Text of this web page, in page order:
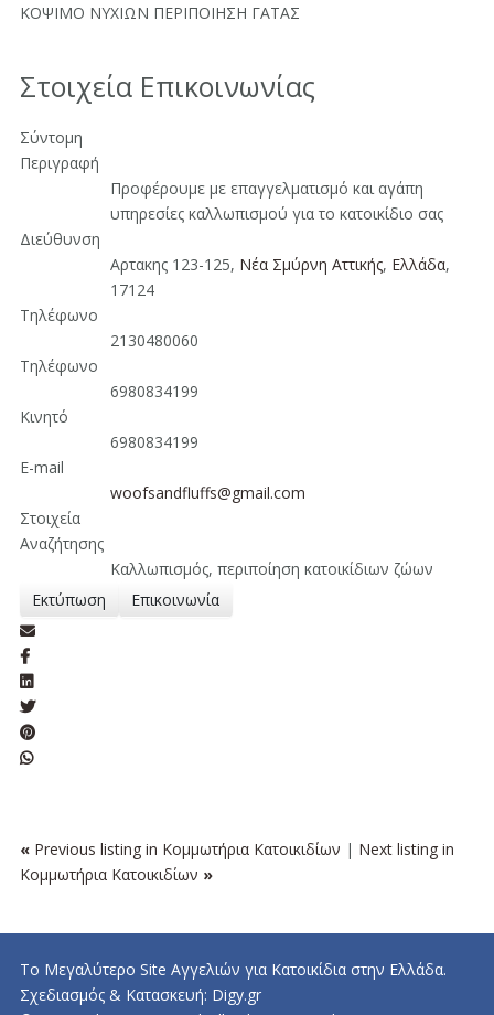
ΚΟΨΙΜΟ ΝΥΧΙΩΝ ΠΕΡΙΠΟΙΗΣΗ ΓΑΤΑΣ
Στοιχεία Επικοινωνίας
Σύντομη
Περιγραφή
Προφέρουμε με επαγγελματισμό και αγάπη
υπηρεσίες καλλωπισμού για το κατοικίδιο σας
Διεύθυνση
Αρτακης 123-125, Νέα Σμύρνη Αττικής, Ελλάδα,
17124
Τηλέφωνο
2130480060
Τηλέφωνο
6980834199
Κινητό
6980834199
E-mail
woofsandfluffs@gmail.com
Στοιχεία
Αναζήτησης
Καλλωπισμός, περιποίηση κατοικίδιων ζώων
Εκτύπωση
Επικοινωνία
«Previous listing in Κομμωτήρια Κατοικιδίων | Next listing in
Κομμωτήρια Κατοικιδίων »
Το Μεγαλύτερο Site Αγγελιών για Κατοικίδια στην Ελλάδα.
Σχεδιασμός & Κατασκευή: Digy.gr